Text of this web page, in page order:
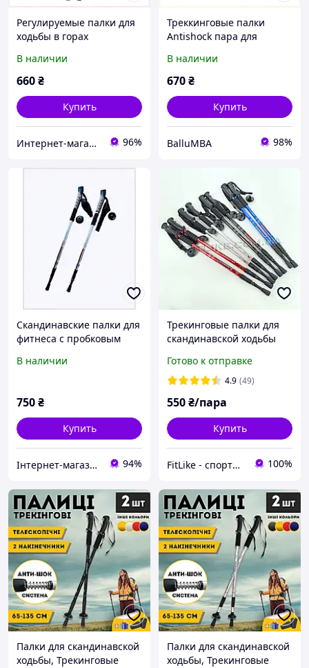
Регулируемые палки для
ходьбы в горах
806A0K091
В наличии
660₴
Купить
Интернет-магазин TVOЁ 96%
Треккинговые палки
Antishock пара для
X80600P95
В наличии
670₴
Купить
BalluMBA 98%
Скандинавские палки для
фитнеса с пробковым
В наличии
750₴
Купить
Інтернет-магазин KievMarket 94%
Трекинговые палки для
скандинавской ходьбы
скандинавские палки
антишок
Готово к отправке
4.9 (49)
550₴/пара
Купить
FitLike - спортивний інтернет-магазин 100%
Палки для скандинавской
ходьбы, Трекинговые
Палки для скандинавской
ходьбы, Трекинговые